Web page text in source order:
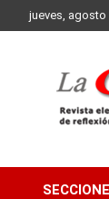
to
jueves, agosto